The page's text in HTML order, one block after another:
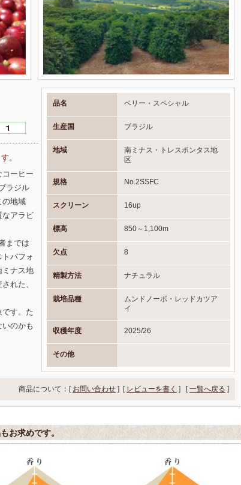
。
ーヒー
ラジル
の地域
なアラビ
までは
パフォ
ミナス地
れた、
す。た
のかも
品名 ベリー・スペシャル
生産国 ブラジル
地域
南ミナス・トレスポンタス地
区
規格 No.2SSFC
スクリーン 16up
標高 850～1,100m
欠点 8
精製方法 ナチュラル
栽培品種
ムンドノーボ・レッドカツア
イ
収穫年度 2025/26
その他
商品について：[ お問い合わせ ] [ レビューを書く ] [一覧へ戻る ]
お求めです。